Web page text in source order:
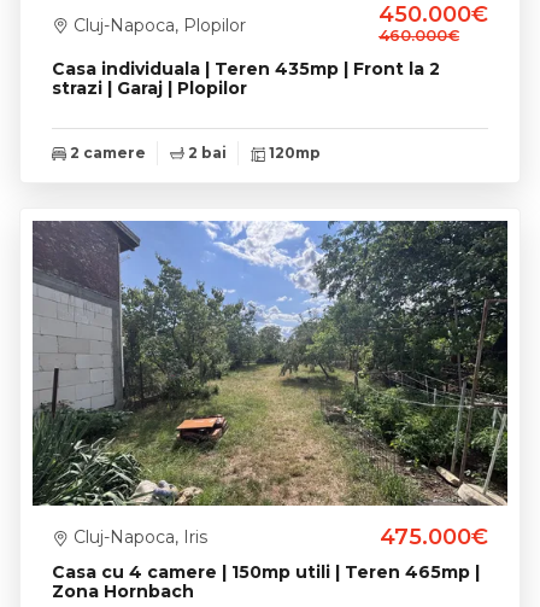
Casa individuala | Teren 435mp | Front la 2
strazi | Garaj | Plopilor
Cluj-Napoca, Plopilor 450.000€
460.000€
2 camere 2 bai 120mp
Casa cu 4 camere | 150mp utili | Teren 465mp |
Zona Hornbach
Cluj-Napoca, Iris 475.000€